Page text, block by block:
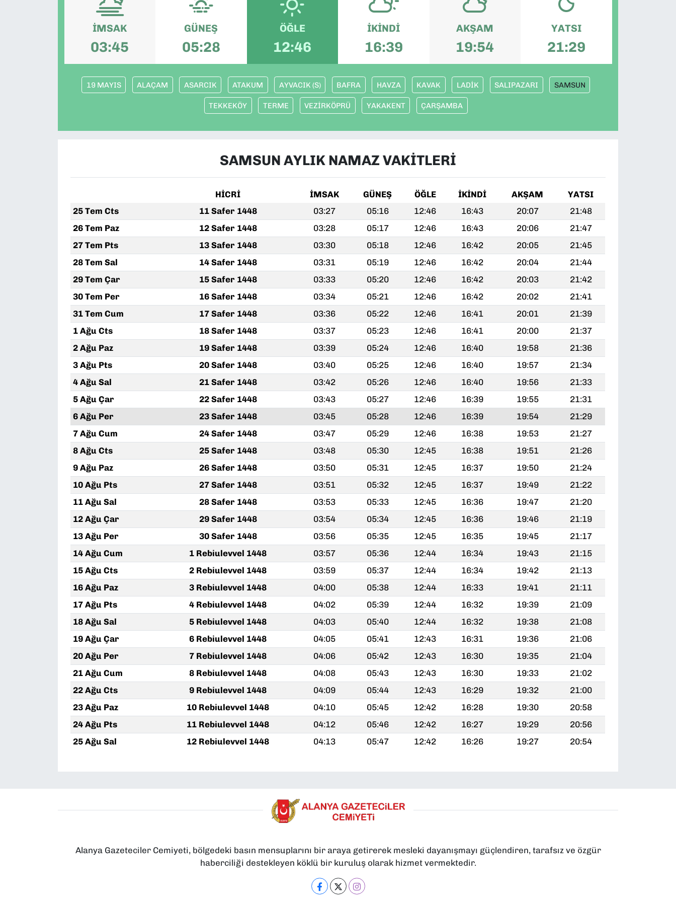
İMSAK
03:45
GÜNEŞ
05:28
ÖĞLE
12:46
İKINDI
16:39
AKŞAM
19:54
YATSI
21:29
19 MAYIS ALAÇAM ASARCIK ATAKUM AYVACIK (S) BAFRA HAVZA KAVAK LADİK SALIPAZARI SAMSUN
TEKKEKÖY TERME VEZİRKÖPRÜ YAKAKENT ÇARŞAMBA
SAMSUN AYLIK NAMAZ VAKITLERI
HİCRİ İMSAK GÜNEŞ ÖĞLE İKINDI AKŞAM
YATSI
25 Tem Cts
11 Safer 1448 03:27 05:16 12:46 16:43 20:07
21:48
26 Tem Paz
12 Safer 1448 03:28 05:17 12:46 16:43 20:06
21:47
27 Tem Pts
13 Safer 1448 03:30 05:18 12:46 16:42 20:05
21:45
28 Tem Sal
14 Safer 1448 03:31 05:19 12:46 16:42 20:04
21:44
29 Tem Çar
15 Safer 1448 03:33 05:20 12:46 16:42 20:03
21:42
30 Tem Per
16 Safer 1448 03:34 05:21 12:46 16:42 20:02
21:41
31 Tem Cum
17 Safer 1448 03:36 05:22 12:46 16:41 20:01
21:39
1 Ağu Cts
18 Safer 1448 03:37 05:23 12:46 16:41 20:00
21:37
2 Ağu Paz
19 Safer 1448 03:39 05:24 12:46 16:40 19:58
21:36
3 Ağu Pts
20 Safer 1448 03:40 05:25 12:46 16:40 19:57
21:34
4 Ağu Sal
21 Safer 1448 03:42 05:26 12:46 16:40 19:56
21:33
5 Ağu Çar
22 Safer 1448 03:43 05:27 12:46 16:39 19:55
21:31
6 Ağu Per
23 Safer 1448 03:45 05:28 12:46 16:39 19:54
21:29
7 Ağu Cum
24 Safer 1448 03:47 05:29 12:46 16:38 19:53
21:27
8 Ağu Cts
25 Safer 1448 03:48 05:30 12:45 16:38 19:51
21:26
9 Ağu Paz
26 Safer 1448 03:50 05:31 12:45 16:37 19:50
21:24
10 Ağu Pts
27 Safer 1448 03:51 05:32 12:45 16:37 19:49
21:22
11 Ağu Sal
28 Safer 1448 03:53 05:33 12:45 16:36 19:47
21:20
12 Ağu Çar
29 Safer 1448 03:54 05:34 12:45 16:36 19:46
21:19
13 Ağu Per
30 Safer 1448 03:56 05:35 12:45 16:35 19:45
21:17
14 Ağu Cum
1 Rebiulevvel 1448 03:57 05:36 12:44 16:34 19:43
21:15
15 Ağu Cts
2 Rebiulevvel 1448 03:59 05:37 12:44 16:34 19:42
21:13
16 Ağu Paz
3 Rebiulevvel 1448 04:00 05:38 12:44 16:33 19:41
21:11
17 Ağu Pts
4 Rebiulevvel 1448 04:02 05:39 12:44 16:32 19:39
21:09
18 Ağu Sal
5 Rebiulevvel 1448 04:03 05:40 12:44 16:32 19:38
21:08
19 Ağu Çar
6 Rebiulevvel 1448 04:05 05:41 12:43 16:31 19:36
21:06
20 Ağu Per
7 Rebiulevvel 1448 04:06 05:42 12:43 16:30 19:35
21:04
21 Ağu Cum
8 Rebiulevvel 1448 04:08 05:43 12:43 16:30 19:33
21:02
22 Ağu Cts
9 Rebiulevvel 1448 04:09 05:44 12:43 16:29 19:32
21:00
23 Ağu Paz
10 Rebiulevvel 1448 04:10 05:45 12:42 16:28 19:30
20:58
24 Ağu Pts
11 Rebiulevvel 1448 04:12 05:46 12:42 16:27 19:29
20:56
25 Ağu Sal
12 Rebiulevvel 1448 04:13 05:47 12:42 16:26 19:27 20:54
Alanya Gazeteciler Cemiyeti, bölgedeki basın mensuplarını bir araya getirerek mesleki dayanışmayı güçlendiren, tarafsız ve özgür
haberciliği destekleyen köklü bir kuruluş olarak hizmet vermektedir.